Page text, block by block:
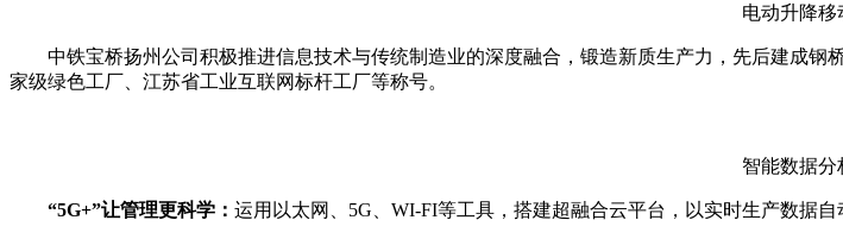
电动升降移
中铁宝桥扬州公司积极推进信息技术与传统制造业的深度融合，锻造新质生产力，先后建成
家级绿色工厂、江苏省工业互联网标杆工厂等称号。
智能数据分
“5G+”让管理更科学： 运用以太网、5G、WI-FI等工具，搭建超融合云平台，以实时生产数据